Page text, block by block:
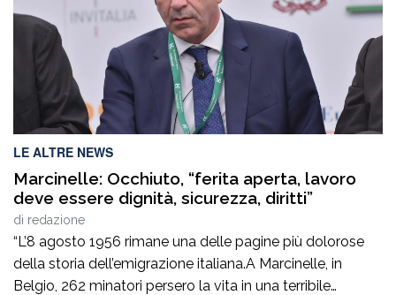
LE ALTRE NEWS
Marcinelle: Occhiuto, “ferita aperta, lavoro
deve essere dignità, sicurezza, diritti”
di redazione
“L’8 agosto 1956 rimane una delle pagine più dolorose
della storia dell’emigrazione italiana.A Marcinelle, in
Belgio, 262 minatori persero la vita in una terribile